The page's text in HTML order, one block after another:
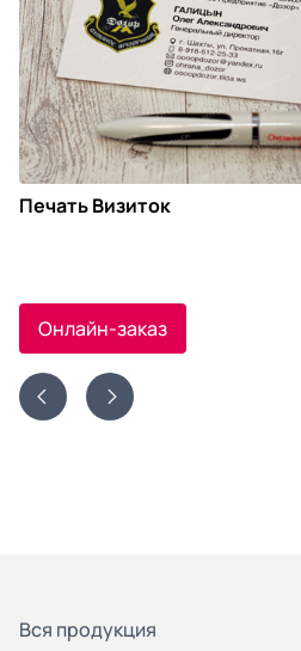
Печать Визиток
Онлайн-заказ
Вся продукция